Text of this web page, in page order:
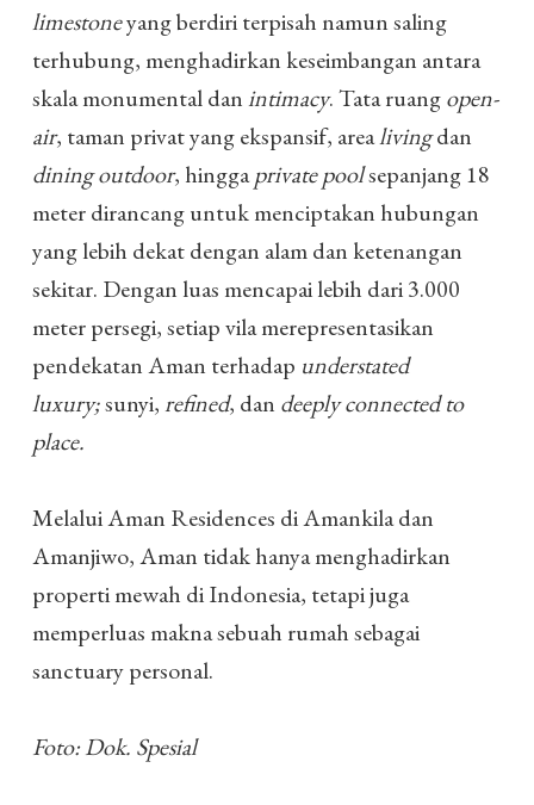
limestoneyang berdiri terpisah namun saling
terhubung, menghadirkan keseimbangan antara
skala monumental danintimacy. Tata ruangopen-
air, taman privat yang ekspansif, arealivingdan
dining outdoor, hinggaprivate poolsepanjang 18
meter dirancang untuk menciptakan hubungan
yang lebih dekat dengan alam dan ketenangan
sekitar. Dengan luas mencapai lebih dari 3.000
meter persegi, setiap vila merepresentasikan
pendekatan Aman terhadap understated
luxury;sunyi,refined, dan deeply connected to
place.
Melalui Aman Residences di Amankila dan
Amanjiwo, Aman tidak hanya menghadirkan
properti mewah di Indonesia, tetapi juga
memperluas makna sebuah rumah sebagai
sanctuary personal.
Foto: Dok. Spesial